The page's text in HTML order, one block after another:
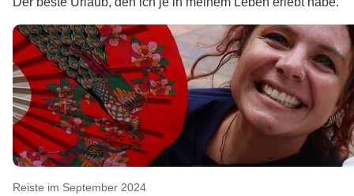
Reiste im September 2024